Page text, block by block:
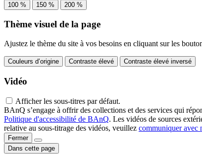
100 % 150 % 200 %
Thème visuel de la page
Ajustez le thème du site à vos besoins en cliquant sur les
Couleurs d’origine Contraste élevé Contraste élevé inversé
Vidéo
Afficher les sous-titres par défaut.
BAnQ s’engage à offrir des collections et des services qui
Politique d'accessibilité de BAnQ. Les vidéos de sources
relative au sous-titrage des vidéos, veuillez communiquer avec
Fermer
Dans cette page